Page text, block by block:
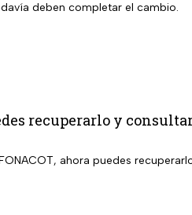
deben completar el cambio.
recuperarlo y
ahora puedes